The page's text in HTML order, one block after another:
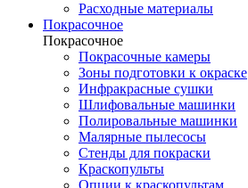
Расходные материалы
Покрасочное
Покрасочное
Покрасочные камеры
Зоны подготовки к окраске
Инфракрасные сушки
Шлифовальные машинки
Полировальные машинки
Малярные пылесосы
Стенды для покраски
Краскопульты
Опции к краскопультам